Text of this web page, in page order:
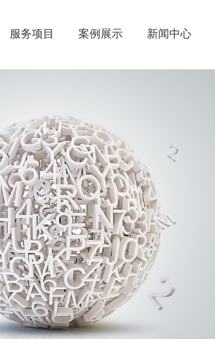
服务项目 案例展示 新闻中心